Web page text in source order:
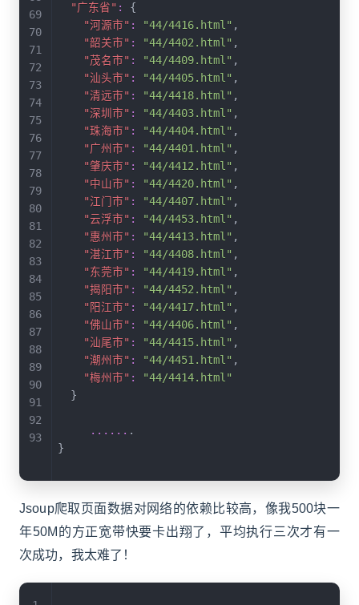
"广东省" :
{
"河源市" : "44/4416.html" ,
"韶关市" : "44/4402.html" ,
"茂名市" : "44/4409.html" ,
"汕头市" : "44/4405.html" ,
"清远市" : "44/4418.html" ,
"深圳市" : "44/4403.html" ,
"珠海市" : "44/4404.html" ,
"广州市" : "44/4401.html" ,
"肇庆市" : "44/4412.html" ,
"中山市" : "44/4420.html" ,
"江门市" : "44/4407.html" ,
"云浮市" : "44/4453.html" ,
"惠州市" : "44/4413.html" ,
"湛江市" : "44/4408.html" ,
"东莞市" : "44/4419.html" ,
"揭阳市" : "44/4452.html" ,
"阳江市" : "44/4417.html" ,
"佛山市" : "44/4406.html" ,
"汕尾市" : "44/4415.html" ,
"潮州市" : "44/4451.html" ,
"梅州市" :
"44/4414.html"
}
... ... .
}
Jsoup爬取页面数据对网络的依赖比较高，像我500块一
年50M的方正宽带快要卡出翔了，平均执行三次才有一
次成功，我太难了！